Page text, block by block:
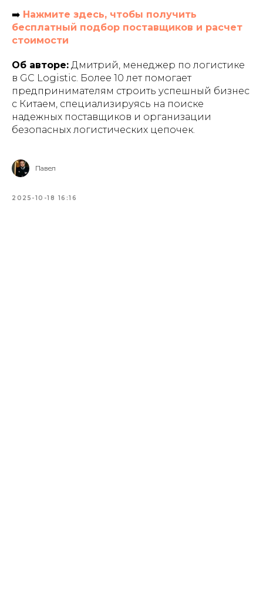
➡️ Нажмите здесь, чтобы получить
бесплатный подбор поставщиков и расчет
стоимости
Об авторе: Дмитрий, менеджер по логистике
в GC Logistic. Более 10 лет помогает
предпринимателям строить успешный бизнес
с Китаем, специализируясь на поиске
надежных поставщиков и организации
безопасных логистических цепочек.
Павел
2025-10-18 16:16